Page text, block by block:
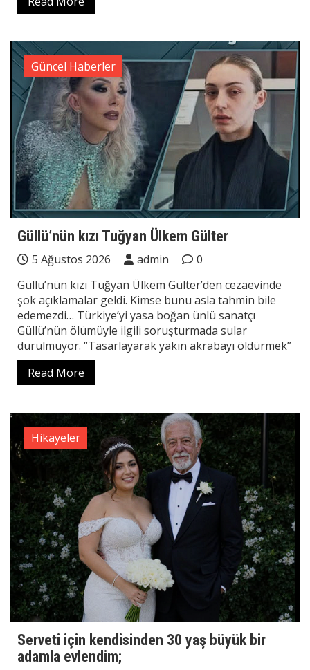
Güncel Haberler
Güllü’nün kızı Tuğyan Ülkem Gülter
5 Ağustos 2026 admin
0
Güllü’nün kızı Tuğyan Ülkem Gülter’den cezaevinde
şok açıklamalar geldi. Kimse bunu asla tahmin bile
edemezdi… Türkiye’yi yasa boğan ünlü sanatçı
Güllü’nün ölümüyle ilgili soruşturmada sular
durulmuyor. “Tasarlayarak yakın akrabayı öldürmek”
Read More
Hikayeler
Serveti için kendisinden 30 yaş büyük bir
adamla evlendim;